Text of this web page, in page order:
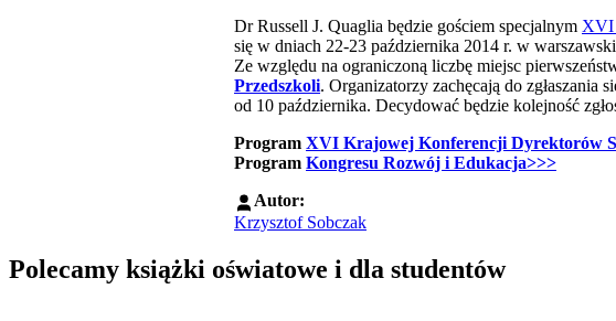
Dr Russell J. Quaglia będzie gościem specjalnym XVI
się w dniach 22-23 października 2014 r. w
Ze względu na ograniczoną liczbę miejsc
Przedszkoli. Organizatorzy zachęcają do zgłaszania
od 10 października. Decydować będzie kolejność
Program XVI Krajowej Konferencji Dyrektorów
Program Kongresu Rozwój i Edukacja>>>
Autor:
Krzysztof Sobczak
Polecamy książki oświatowe i dla studentów